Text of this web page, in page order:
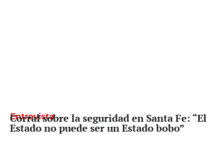
Entrevista
Corral sobre la seguridad en Santa Fe: “El
Estado no puede ser un Estado bobo”